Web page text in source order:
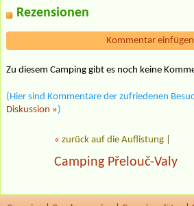
Rezensionen
Kommentar einfügen
Zu diesem Camping gibt es noch keine
(Hier sind Kommentare der zufriedenen
Diskussion »)
« zurück auf die Auflistung
Camping Přelouč-Valy